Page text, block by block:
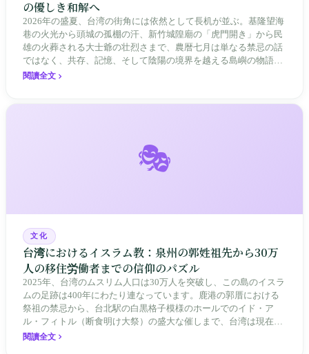
の優しき和解へ
2026年の盛夏、台湾の街角には依然として長机が並ぶ。基隆望海
巷の火光から頭城の孤棚の汗、新竹城隍廟の「虎門開き」から民
雄の火葬される大士爺の壮烈さまで、農暦七月は単なる禁忌の話
ではなく、共存、記憶、そして陰陽の境界を越える島嶼の物語で
ある。
閱讀全文
🎭
文化
台湾におけるイスラム教：泉州の郭姓祖先から30万
人の移住労働者までの信仰のパズル
2025年、台湾のムスリム人口は30万人を突破し、この島のイスラ
ムの足跡は400年にわたり連なっています。鹿港の郭厝における
祭祖の禁忌から、台北駅の白黒格子模様のホールでのイド・ア
ル・フィトル（断食明け大祭）の盛大な催しまで、台湾は現在
「隠された祖先のルーツ」から「異郷の故郷」への信仰の再構築
閱讀全文